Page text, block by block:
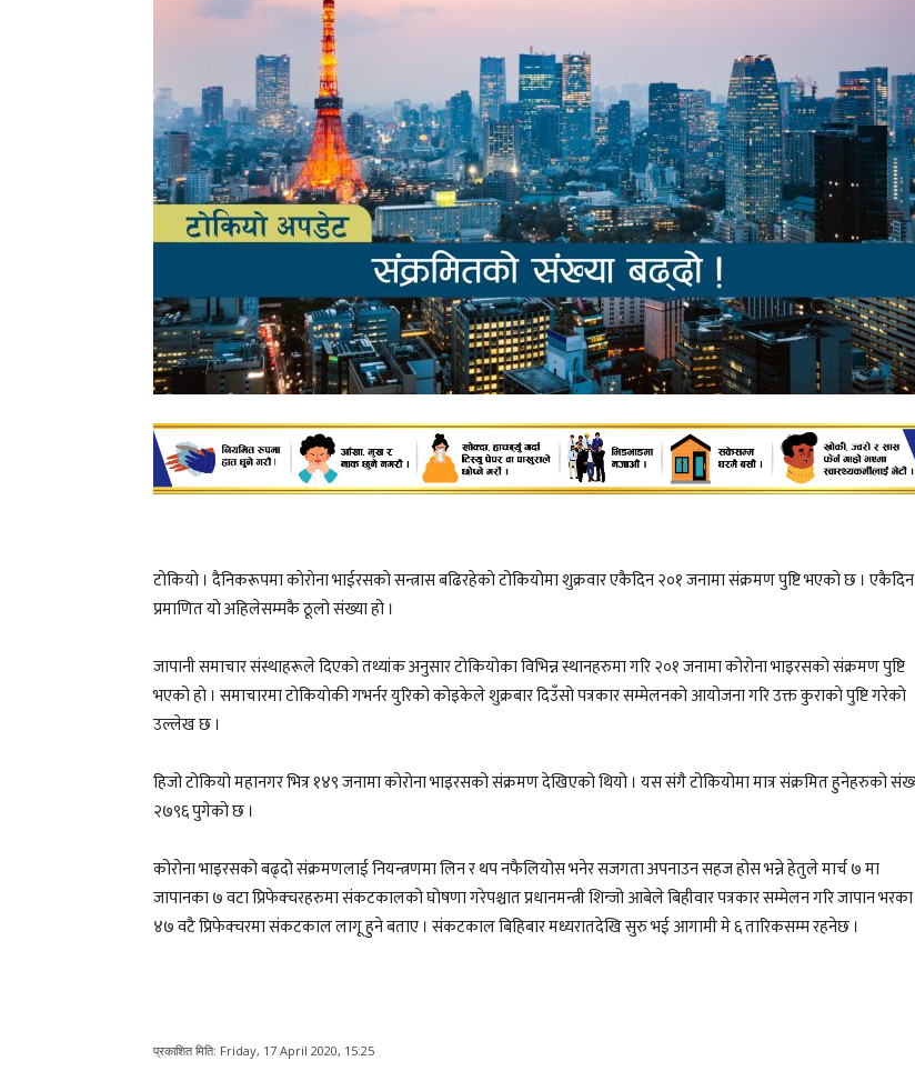
टाेकियाे । दैनिकरूपमा काेराेना भाईरसकाे सन्त्रास बढिरहेकाे टोकियोमा शुक्रवार एकैदिन २०१ जनामा संक्रमण पुष्टि भएको छ । एकैदिन
प्रमाणित यो अहिलेसम्मकै ठूलो संख्या हो ।
जापानी समाचार संस्थाहरूले दिएको तथ्यांक अनुसार टोकियोका विभिन्न स्थानहरुमा गरि २०१ जनामा कोरोना भाइरसको संक्रमण पुष्टि
भएको हाे । समाचारमा टाेकियाेकी गभर्नर युरिको कोइकेले शुक्रबार दिउँसो पत्रकार सम्मेलनको आयोजना गरि उक्त कुराकाे पुष्टि गरेकाे
उल्लेख छ ।
हिजो टोकियो महानगर भित्र १४९ जनामा कोरोना भाइरसको संक्रमण देखिएको थियो । यस संगै टोकियोमा मात्र संक्रमित हुनेहरुको
२७९६ पुगेको छ ।
कोरोना भाइरसको बढ्दो संक्रमणलाई नियन्त्रणमा लिन र थप नफैलियोस भनेर सजगता अपनाउन सहज होस भन्ने हेतुले मार्च ७ मा
जापानका ७ वटा प्रिफेक्चरहरुमा संकटकालको घोषणा गरेपश्चात प्रधानमन्त्री शिन्जो आबेले बिहीवार पत्रकार सम्मेलन गरि जापान भरका
४७ वटै प्रिफेक्चरमा संकटकाल लागू हुने बताए । संकटकाल बिहिबार मध्यरातदेखि सुरु भई आगामी मे ६ तारिकसम्म रहनेछ ।
प्रकाशित मिति: Friday, 17 April 2020, 15:25